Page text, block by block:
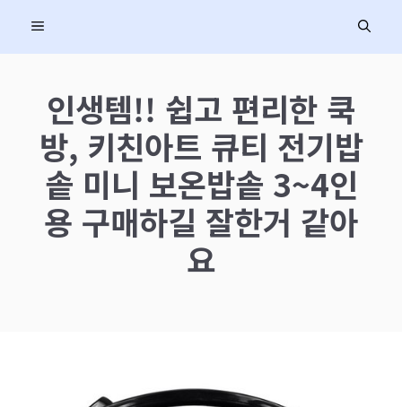
MENU
인생템!! 쉽고 편리한 쿡
방, 키친아트 큐티 전기밥
솥 미니 보온밥솥 3~4인
용 구매하길 잘한거 같아
요